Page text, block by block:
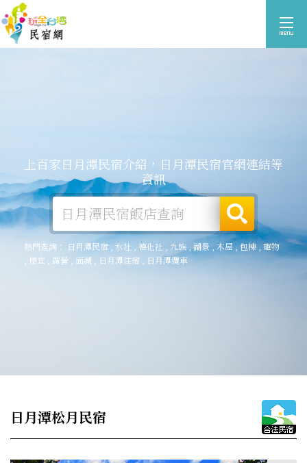
上百家日月潭民宿介紹，日月潭民宿官網連結等
資訊
熱門查詢： 日月潭民宿 水社 德化社 九族 , 湖景 木屋,包棟, 寵物
便宜 露營 面湖 日月潭住宿 日月潭纜車
日月潭松月民宿